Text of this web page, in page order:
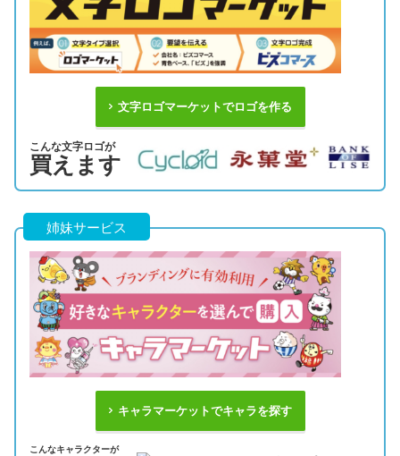
文字ロゴマーケットでロゴを作る
こんな文字ロゴが
買えます
姉妹サービス
キャラマーケットでキャラを探す
こんなキャラクターが